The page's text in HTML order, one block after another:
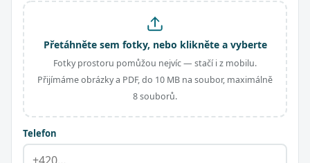
Přetáhněte sem fotky, nebo klikněte a vyberte
Fotky prostoru pomůžou nejvíc — stačí i z mobilu.
Přijímáme obrázky a PDF, do 10 MB na soubor, maximálně
8 souborů.
Telefon